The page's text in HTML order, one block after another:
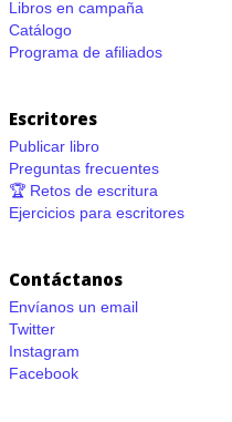
Libros en campaña
Catálogo
Programa de afiliados
Escritores
Publicar libro
Preguntas frecuentes
🏆 Retos de escritura
Ejercicios para escritores
Contáctanos
Envíanos un email
Twitter
Instagram
Facebook